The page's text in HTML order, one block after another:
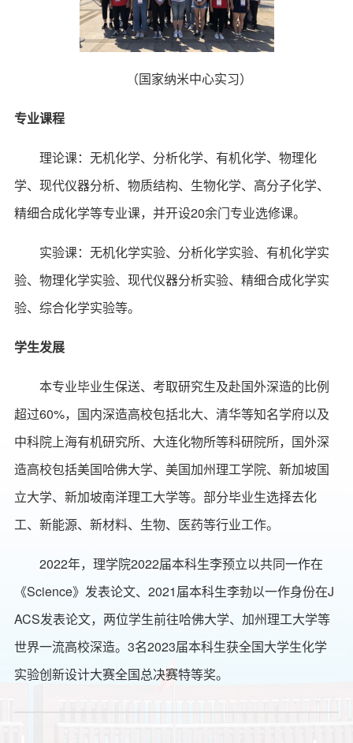
（国家纳米中心实习）
专业课程
理论课：无机化学、分析化学、有机化学、物理化
学、现代仪器分析、物质结构、生物化学、高分子化学、
精细合成化学等专业课，并开设20余门专业选修课。
实验课：无机化学实验、分析化学实验、有机化学实
验、物理化学实验、现代仪器分析实验、精细合成化学实
验、综合化学实验等。
学生发展
本专业毕业生保送、考取研究生及赴国外深造的比例
超过60%，国内深造高校包括北大、清华等知名学府以及
中科院上海有机研究所、大连化物所等科研院所，国外深
造高校包括美国哈佛大学、美国加州理工学院、新加坡国
立大学、新加坡南洋理工大学等。部分毕业生选择去化
工、新能源、新材料、生物、医药等行业工作。
2022年，理学院2022届本科生李预立以共同一作在
《Science》发表论文、2021届本科生李勃以一作身份在J
ACS发表论文，两位学生前往哈佛大学、加州理工大学等
世界一流高校深造。3名2023届本科生获全国大学生化学
实验创新设计大赛全国总决赛特等奖。